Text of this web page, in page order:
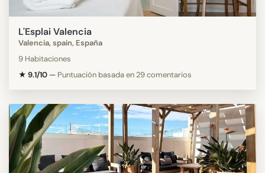
L'Esplai Valencia
Valencia, spain, España
9 Habitaciones
★ 9.1/10 — Puntuación basada en 29 comentarios